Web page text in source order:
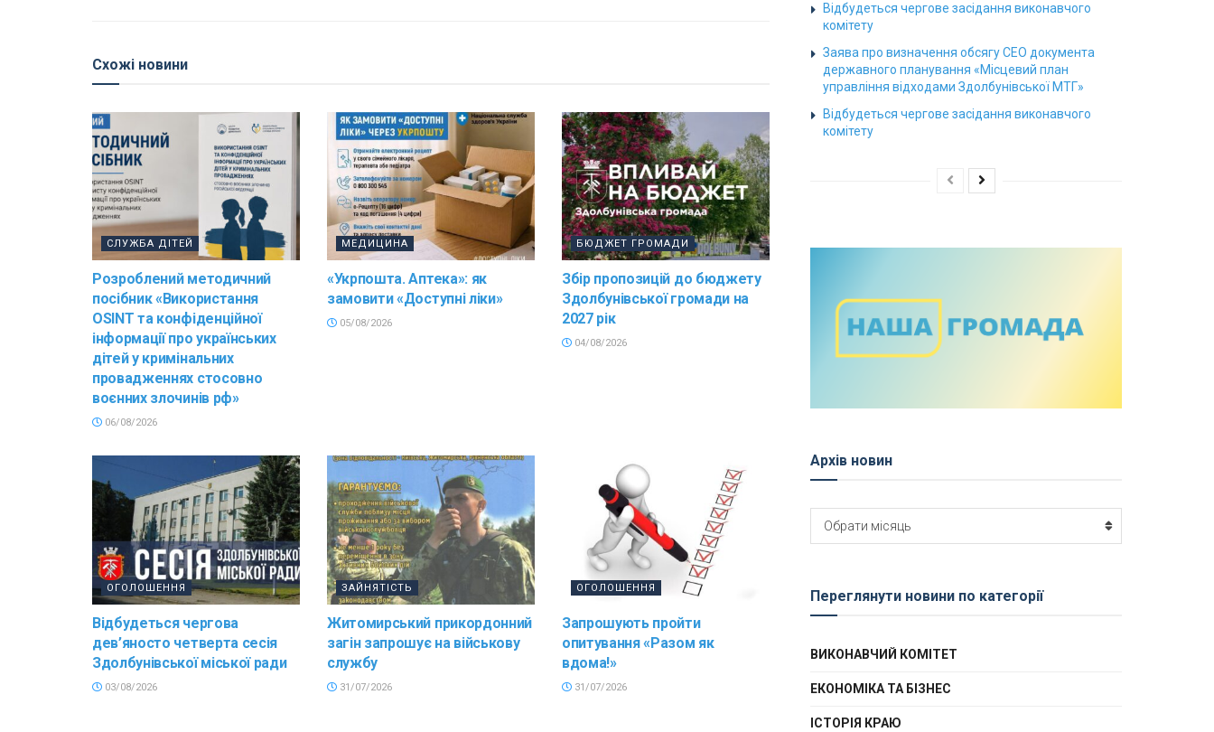
Схожі новини
СЛУЖБА ДІТЕЙ
Розроблений методичний
посібник «Використання
OSINT та конфіденційної
інформації про українських
дітей у кримінальних
провадженнях стосовно
воєнних злочинів рф»
06/08/2026
МЕДИЦИНА
«Укрпошта. Аптека»: як
замовити «Доступні ліки»
05/08/2026
БЮДЖЕТ ГРОМАДИ
Збір пропозицій до бюджету
Здолбунівської громади на
2027 рік
04/08/2026
ОГОЛОШЕННЯ
Відбудеться чергова
дев’яносто четверта сесія
Здолбунівської міської ради
03/08/2026
ЗАЙНЯТІСТЬ
Житомирський прикордонний
загін запрошує на військову
службу
31/07/2026
ОГОЛОШЕННЯ
Запрошують пройти
опитування «Разом як
вдома!»
31/07/2026
Відбудеться чергове засідання виконавчого
комітету
Заява про визначення обсягу СЕО документа
державного планування «Місцевий план
управління відходами Здолбунівської МТГ»
Відбудеться чергове засідання виконавчого
комітету
Архів новин
Архів
новин
Обрати місяць
Переглянути новини по категорії
ВИКОНАВЧИЙ КОМІТЕТ
ЕКОНОМІКА ТА БІЗНЕС
ІСТОРІЯ КРАЮ